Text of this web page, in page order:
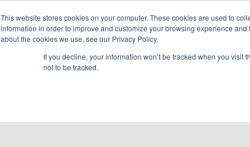
This website stores cookies on your computer. These cookies are used to
information in order to improve and customize your browsing experience
about the cookies we use, see our Privacy Policy.
If you decline, your information won’t be tracked when you
not to be tracked.
Platform Diensten Kennis